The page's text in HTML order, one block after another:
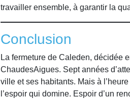
travailler ensemble, à garantir la
Conclusion
La fermeture de Caleden, décidée
ChaudesAigues. Sept années
ville et ses habitants. Mais à
l’espoir qui domine. Espoir d’un